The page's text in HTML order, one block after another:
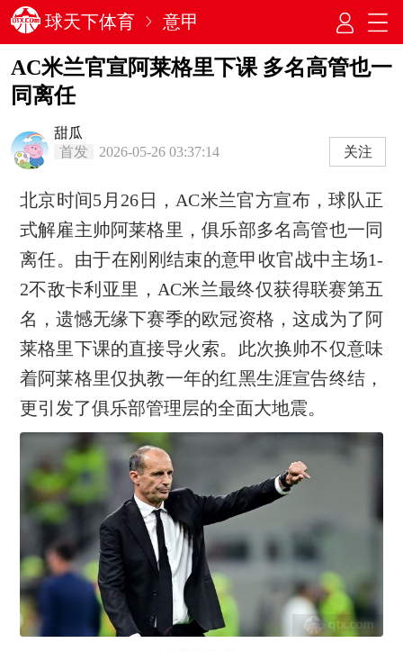
球天下体育 意甲
AC米兰官宣阿莱格里下课 多名高管也一
同离任
甜瓜
首发
2026-05-26 03:37:14 关注
北京时间5月26日，AC米兰官方宣布，球队正
式解雇主帅阿莱格里，俱乐部多名高管也一同
离任。由于在刚刚结束的意甲收官战中主场1-
2不敌卡利亚里，AC米兰最终仅获得联赛第五
名，遗憾无缘下赛季的欧冠资格，这成为了阿
莱格里下课的直接导火索。此次换帅不仅意味
着阿莱格里仅执教一年的红黑生涯宣告终结，
更引发了俱乐部管理层的全面大地震。